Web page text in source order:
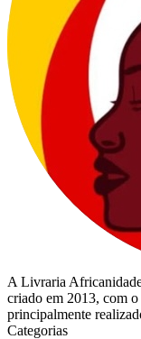
A Livraria
criado em 2013, com o
principalmente
Categorias